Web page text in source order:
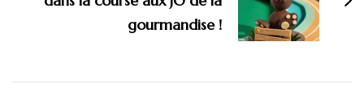
gourmandise !